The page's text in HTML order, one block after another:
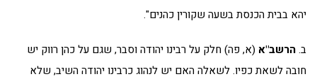
יהא בבית הכנסת בשעה שקורין כהנים".
ב.הרשב"א (א, פה) חלק על רבינו יהודה וסבר, שגם על כהן רווק יש
חובה לשאת כפיו. לשאלה האם יש לנהוג כרבינו יהודה השיב, שלא